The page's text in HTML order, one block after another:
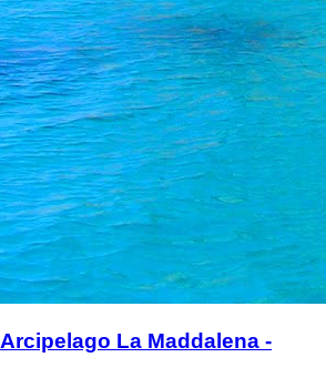
La Maddalena -